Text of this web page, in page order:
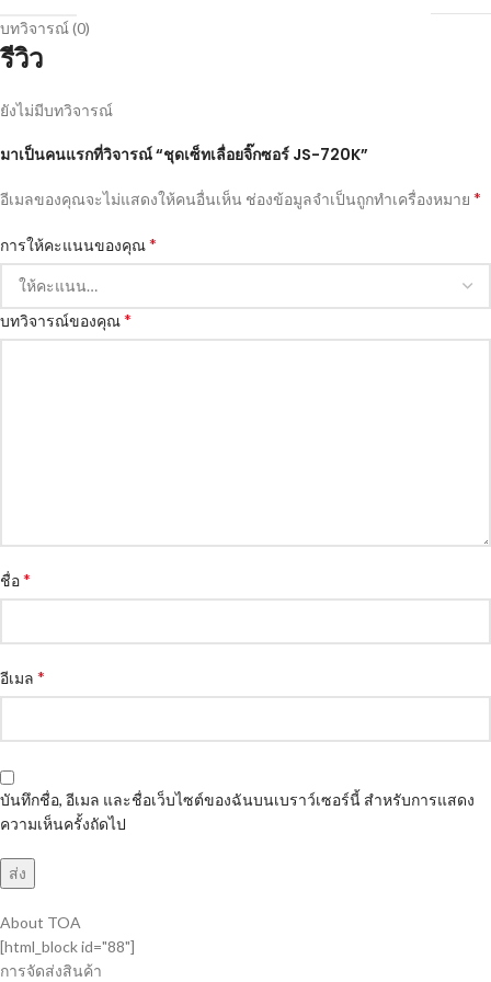
บทวิจารณ์ (0)
รีวิว
ยังไม่มีบทวิจารณ์
มาเป็นคนแรกที่วิจารณ์ “ชุดเซ็ทเลื่อยจิ๊กซอร์ JS-720K”
อีเมลของคุณจะไม่แสดงให้คนอื่นเห็น ช่องข้อมูลจำเป็นถูกทำเครื่องหมาย *
การให้คะแนนของคุณ*
บทวิจารณ์ของคุณ*
ชื่อ*
อีเมล *
บันทึกชื่อ, อีเมล และชื่อเว็บไซต์ของฉันบนเบราว์เซอร์นี้ สำหรับการแสดง
ความเห็นครั้งถัดไป
About TOA
[html_block id="88"]
การจัดส่งสินค้า